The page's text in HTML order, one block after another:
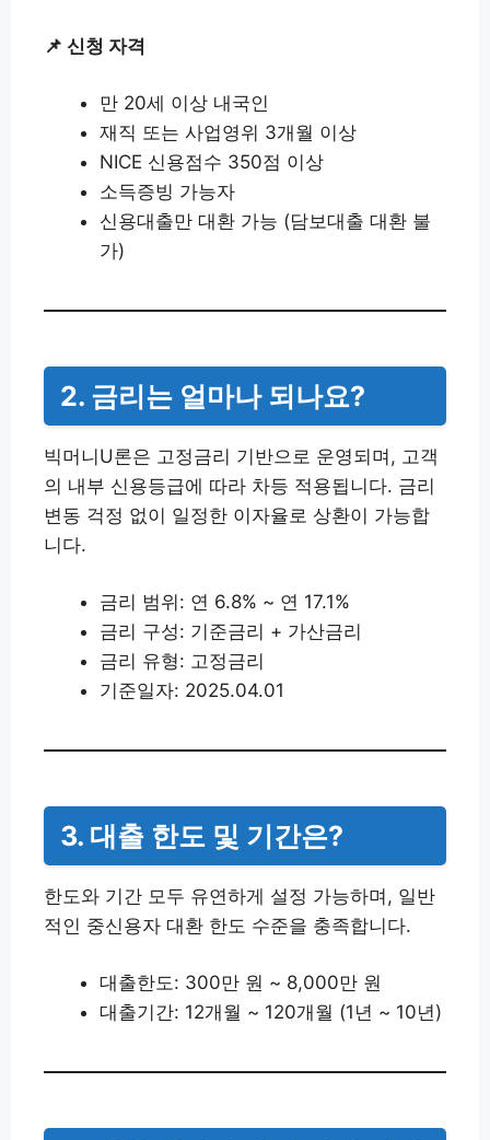
📌 신청 자격
만 20세 이상 내국인
재직 또는 사업영위 3개월 이상
NICE 신용점수 350점 이상
소득증빙 가능자
신용대출만 대환 가능 (담보대출 대환 불
가)
2. 금리는 얼마나 되나요?
빅머니U론은 고정금리 기반으로 운영되며, 고객
의 내부 신용등급에 따라 차등 적용됩니다. 금리
변동 걱정 없이 일정한 이자율로 상환이 가능합
니다.
금리 범위: 연 6.8% ~ 연 17.1%
금리 구성: 기준금리 + 가산금리
금리 유형: 고정금리
기준일자: 2025.04.01
3. 대출 한도 및 기간은?
한도와 기간 모두 유연하게 설정 가능하며, 일반
적인 중신용자 대환 한도 수준을 충족합니다.
대출한도: 300만 원 ~ 8,000만 원
대출기간: 12개월 ~ 120개월 (1년 ~ 10년)